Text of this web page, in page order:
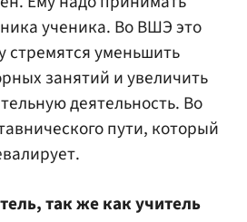
ученика. Во ВШЭ это
стремятся уменьшить
занятий и увеличить
деятельность. Во
пути, который
так же как учитель